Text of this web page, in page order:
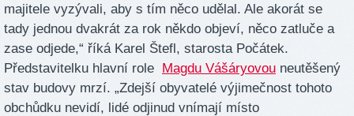
majitele vyzývali, aby s tím něco udělal. Ale akorát se
tady jednou dvakrát za rok někdo objeví, něco zatluče a
zase odjede,“ říká Karel Štefl, starosta Počátek.
Představitelku hlavní role Magdu Vášáryovou neutěšený
stav budovy mrzí. „Zdejší obyvatelé výjimečnost tohoto
obchůdku nevidí, lidé odjinud vnímají místo